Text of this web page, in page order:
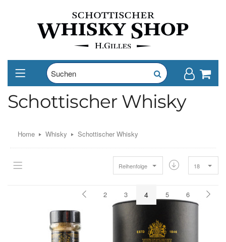
Schottischer Whisky
Home Whisky Schottischer Whisky
18
Reihenfolge
2 3 4 5 6